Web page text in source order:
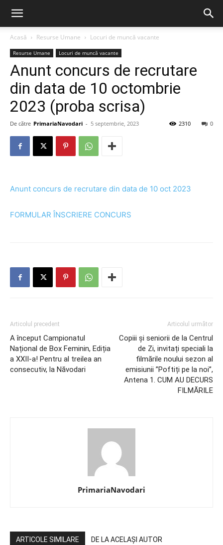
Acasă Resurse Umane Locuri de muncă vacante
Resurse Umane Locuri de muncă vacante
Anunt concurs de recrutare
din data de 10 octombrie
2023 (proba scrisa)
De către PrimariaNavodari - 5 septembrie, 2023 0
2310
Anunt concurs de recrutare din data de 10 oct 2023
FORMULAR ÎNSCRIERE CONCURS
Articolul precedent
A început Campionatul
Național de Box Feminin, Ediția
a XXII-a! Pentru al treilea an
consecutiv, la Năvodari
Articolul următor
Copiii și seniorii de la Centrul
de Zi, invitați speciali la
filmările noului sezon al
emisiunii ”Poftiți pe la noi”,
Antena 1. CUM AU DECURS
FILMĂRILE
PrimariaNavodari
ARTICOLE SIMILARE DE LA ACELAȘI AUTOR